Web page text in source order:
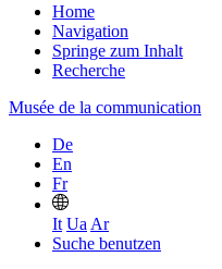
Home
Navigation
Springe zum Inhalt
Recherche
Musée de la communication
De
En
Fr
It Ua Ar
Suche benutzen